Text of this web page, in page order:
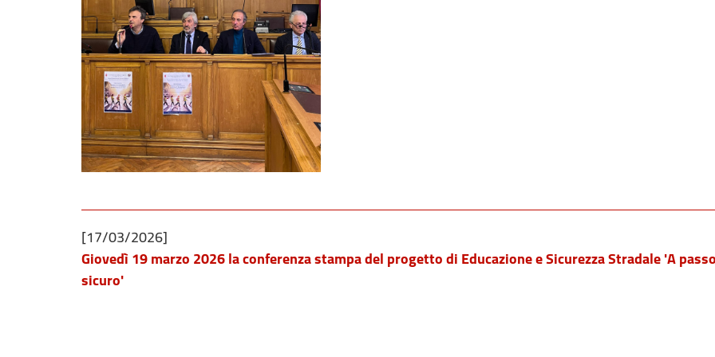
[17/03/2026]
Giovedì 19 marzo 2026 la conferenza stampa del progetto di Educazione e Sicurezza Stradale 'A
sicuro'